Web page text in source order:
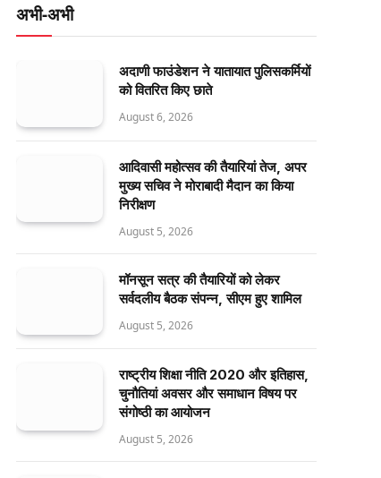
अभी-अभी
अदाणी फाउंडेशन ने यातायात पुलिसकर्मियों
को वितरित किए छाते
August 6, 2026
आदिवासी महोत्सव की तैयारियां तेज, अपर
मुख्य सचिव ने मोराबादी मैदान का किया
निरीक्षण
August 5, 2026
मॉनसून सत्र की तैयारियों को लेकर
सर्वदलीय बैठक संपन्न, सीएम हुए शामिल
August 5, 2026
राष्ट्रीय शिक्षा नीति 2020 और इतिहास,
चुनौतियां अवसर और समाधान विषय पर
संगोष्ठी का आयोजन
August 5, 2026